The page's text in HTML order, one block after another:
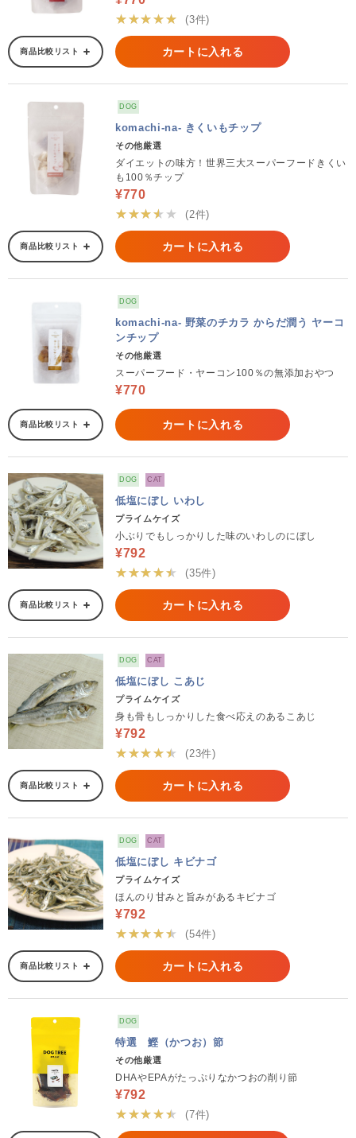
★★★★★
(3件)
商品比較リスト カートに入れる
DOG
komachi-na- きくいもチップ
その他厳選
ダイエットの味方！世界三大スーパーフードきくい
も100％チップ
¥770
★★★★★
(2件)
商品比較リスト カートに入れる
DOG
komachi-na- 野菜のチカラ からだ潤う ヤーコ
ンチップ
その他厳選
スーパーフード・ヤーコン100％の無添加おやつ
¥770
商品比較リスト カートに入れる
DOG CAT
低塩にぼし いわし
プライムケイズ
小ぶりでもしっかりした味のいわしのにぼし
¥792
★★★★★
(35件)
商品比較リスト カートに入れる
DOG CAT
低塩にぼし こあじ
プライムケイズ
身も骨もしっかりした食べ応えのあるこあじ
¥792
★★★★★
(23件)
商品比較リスト カートに入れる
DOG CAT
低塩にぼし キビナゴ
プライムケイズ
ほんのり甘みと旨みがあるキビナゴ
¥792
★★★★★
(54件)
商品比較リスト カートに入れる
DOG
特選 鰹（かつお）節
その他厳選
DHAやEPAがたっぷりなかつおの削り節
¥792
★★★★★
(7件)